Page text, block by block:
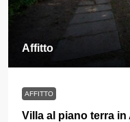
Affitto
AFFITTO
Villa al piano terra